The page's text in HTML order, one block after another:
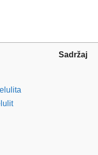
Sadržaj